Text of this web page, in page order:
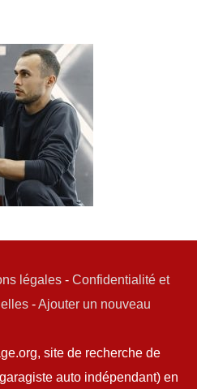
légales- Confidentialité et
-Ajouter un nouveau
site de recherche de
auto indépendant) en